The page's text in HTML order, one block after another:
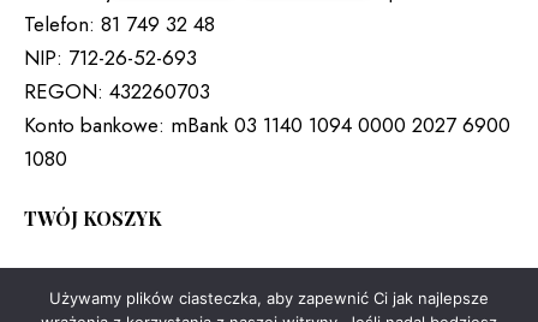
Telefon: 81 749 32 48
NIP: 712-26-52-693
REGON: 432260703
Konto bankowe: mBank 03 1140 1094 0000 2027 6900
1080
TWÓJ KOSZYK
Brak produktów w koszyku.
Używamy plików ciasteczka, aby zapewnić Ci jak najlepsze